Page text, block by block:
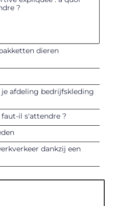
?
dieren
afdeling bedrijfskleding
il s'attendre ?
dankzij een